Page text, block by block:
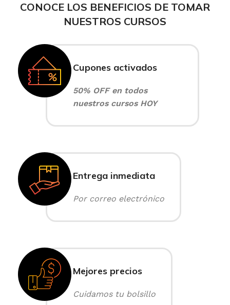
CONOCE LOS BENEFICIOS DE TOMAR
NUESTROS CURSOS
Cupones activados
50% OFF en todos
nuestros cursos HOY
Entrega inmediata
Por correo electrónico
Mejores precios
Cuidamos tu bolsillo